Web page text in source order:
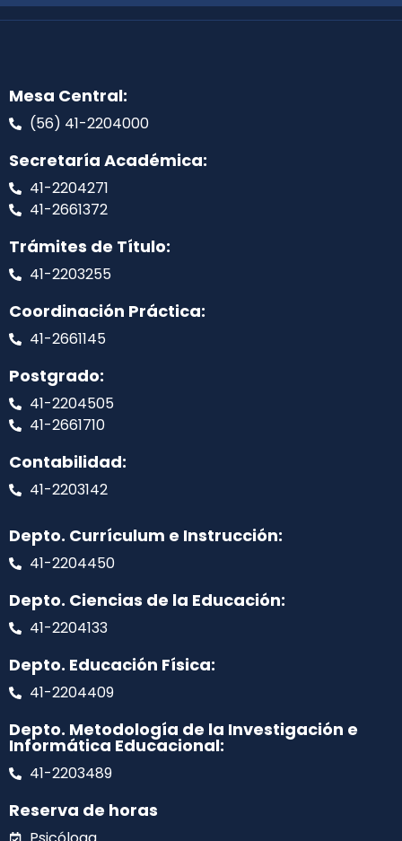
Mesa Central:
(56) 41-2204000
Secretaría Académica:
41-2204271
41-2661372
Trámites de Título:
41-2203255
Coordinación Práctica:
41-2661145
Postgrado:
41-2204505
41-2661710
Contabilidad:
41-2203142
Depto. Currículum e Instrucción:
41-2204450
Depto. Ciencias de la Educación:
41-2204133
Depto. Educación Física:
41-2204409
Depto. Metodología de la Investigación e
Informática Educacional:
41-2203489
Reserva de horas